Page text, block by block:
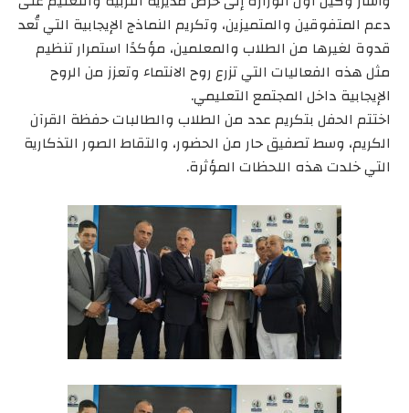
دعم المتفوقين والمتميزين، وتكريم النماذج الإيجابية التي تُعد
قدوة لغيرها من الطلاب والمعلمين، مؤكدًا استمرار تنظيم
مثل هذه الفعاليات التي تزرع روح الانتماء وتعزز من الروح
الإيجابية داخل المجتمع التعليمي.
اختتم الحفل بتكريم عدد من الطلاب والطالبات حفظة القرآن
الكريم، وسط تصفيق حار من الحضور، والتقاط الصور التذكارية
التي خلدت هذه اللحظات المؤثرة.